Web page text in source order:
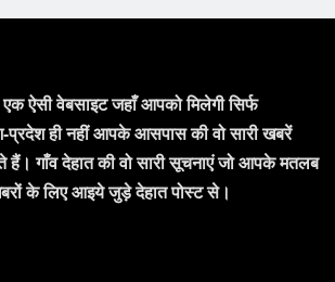
वेबसाइट जहाँ आपको मिलेगी सिर्फ
ही नहीं आपके आसपास की वो सारी खबरें
हैं। गाँव देहात की वो सारी सूचनाएं जो आपके मतलब
के लिए आइये जुड़े देहात पोस्ट से।